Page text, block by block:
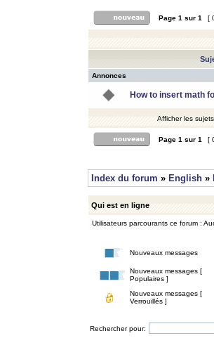
Page 1 sur 1 [
Annonces
How to insert math
Afficher les
Page 1 sur 1 [
Index du forum » English »
Qui est en ligne
Utilisateurs parcourants ce forum :
Nouveaux messages
Nouveaux messages [
Populaires ]
Nouveaux messages [
Verrouillés ]
Rechercher pour: